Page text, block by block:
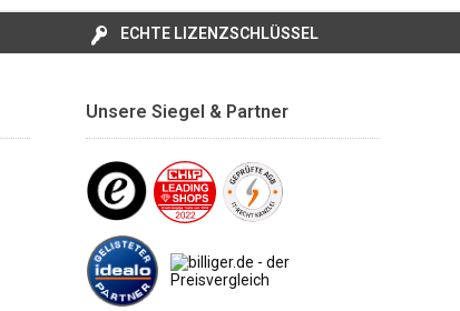
ECHTE LIZENZSCHLÜSSEL
Unsere Siegel & Partner